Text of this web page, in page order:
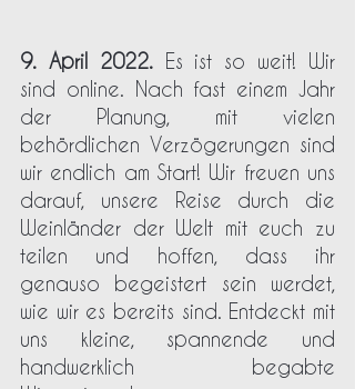
9. April 2022. Es ist so weit! Wir
sind online. Nach fast einem Jahr
der Planung, mit vielen
behördlichen Verzögerungen sind
wir endlich am Start! Wir freuen uns
darauf, unsere Reise durch die
Weinländer der Welt mit euch zu
teilen und hoffen, dass ihr
genauso begeistert sein werdet,
wie wir es bereits sind. Entdeckt mit
uns kleine, spannende und
handwerklich begabte